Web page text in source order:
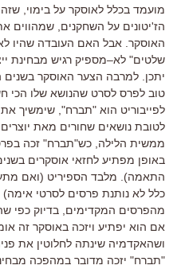
מועמד בכלל לאוסקר על בימוי,
הז'יטונים על השחקנים שמהווים
האוסקר אבל האם העובדה שהיו
שלטים" לא–מספיק רגיש מבחינת
יתכן למרבה הצער האוסקר בשנים
טוב לפרס לסרט שהנושא שלו הכי
לפייבוריט הוא "תברח", שימשיך
לטובת נושאים שחורים מאת
ממשית הלילה, כש"תברח" זכה
באופן מפתיע לחזאי אוסקרים
התאמה). מלבד הספיריט (ואם
כלל לא נותנת פרסים לסרטי אימה
מהפרסים המקדימים, בדיוק כפי
אם הוא יפתיע ויזכה באוסקר זה
ושהאקדמיה שינתה לחלוטין את
"תברח" יזכה מדובר במהפכה